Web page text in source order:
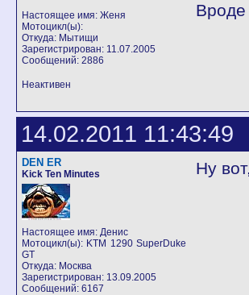
Настоящее имя: Женя
Мотоцикл(ы):
Откуда: Мытищи
Зарегистрирован: 11.07.2005
Сообщений: 2886
Вроде
Неактивен
14.02.2011 11:43:49
DEN ER
Kick Ten Minutes
Настоящее имя: Денис
Мотоцикл(ы): KTM 1290 SuperDuke
GT
Откуда: Москва
Зарегистрирован: 13.09.2005
Сообщений: 6167
Ну